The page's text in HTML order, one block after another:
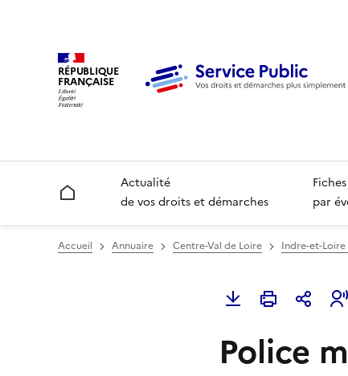
RÉPUBLIQUE
FRANÇAISE
Accueil
Actualité
de vos droits et démarches
par
Accueil Annuaire Centre-Val de Loire Indre-et-Loire
Police